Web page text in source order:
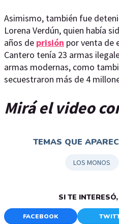
Asimismo, también fue
Lorena Verdún, quien había
años de prisión por venta de
Cantero tenía 23 armas
armas modernas, como
secuestraron más de 4
Mirá el video
TEMAS QUE
LOS MONOS
SI TE
FACEBOOK